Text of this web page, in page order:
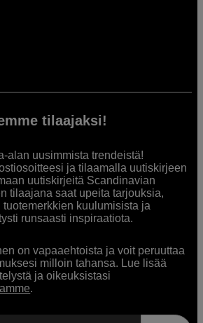
tilaajaksi!
alan uusimmista trendeistä!
ja tilaamalla uutiskirjeen
uutiskirjeitä Scandinavian
tilaajana saat upeita tarjouksia,
kuulumisista ja
runsaasti inspiraatiota.
on vapaaehtoista ja voit peruuttaa
milloin tahansa. Lue lisää
ja oikeuksistasi
.